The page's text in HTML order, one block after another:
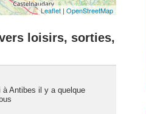
Leaflet | OpenStreetMap
loisirs, sorties,
à Antibes il y a quelque